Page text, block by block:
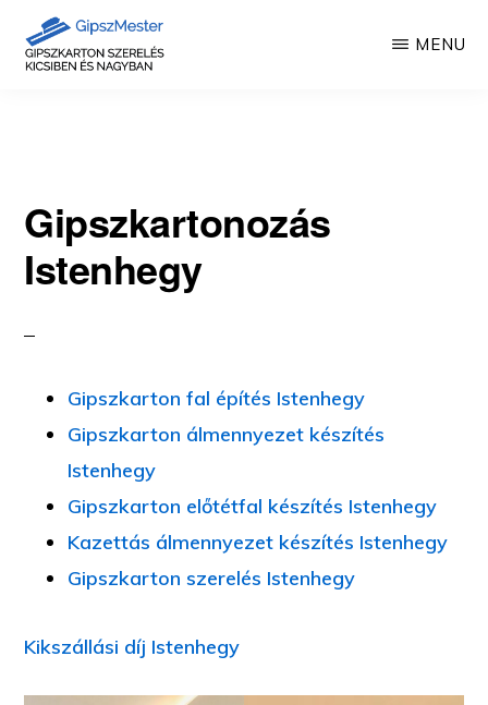
MENU
Gipszkartonozás
Istenhegy
Gipszkarton fal építés Istenhegy
Gipszkarton álmennyezet készítés
Istenhegy
Gipszkarton előtétfal készítés Istenhegy
Kazettás álmennyezet készítés Istenhegy
Gipszkarton szerelés Istenhegy
Kikszállási díj Istenhegy